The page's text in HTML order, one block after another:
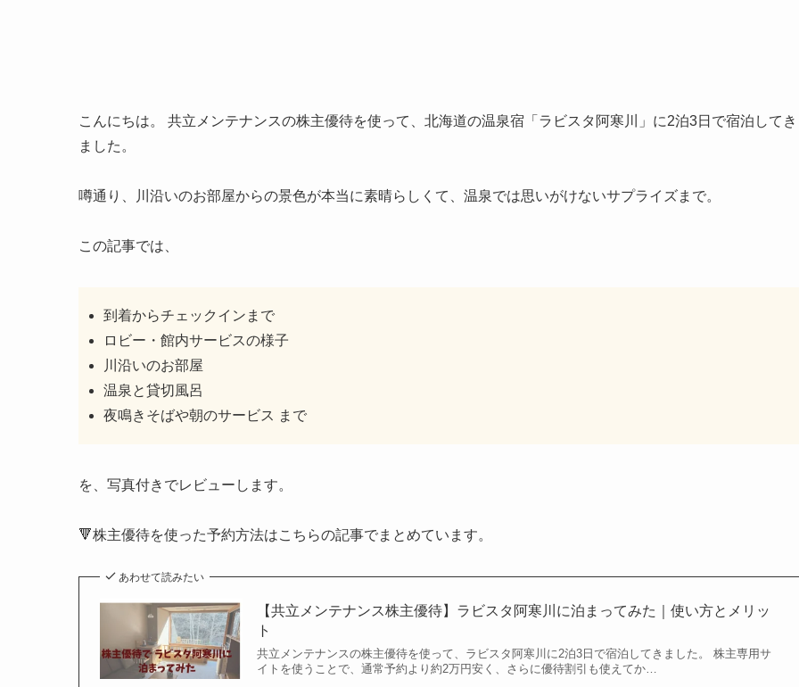
こんにちは。 共立メンテナンスの株主優待を使って、北海道の温泉宿「ラビスタ阿寒川」に2泊3日で宿泊してき
ました。
噂通り、川沿いのお部屋からの景色が本当に素晴らしくて、温泉では思いがけないサプライズまで。
この記事では、
到着からチェックインまで
ロビー・館内サービスの様子
川沿いのお部屋
温泉と貸切風呂
夜鳴きそばや朝のサービス まで
を、写真付きでレビューします。
🔻株主優待を使った予約方法はこちらの記事でまとめています。
あわせて読みたい
【共立メンテナンス株主優待】ラビスタ阿寒川に泊まってみた｜使い方とメリッ
ト
共立メンテナンスの株主優待を使って、ラビスタ阿寒川に2泊3日で宿泊してきました。 株主専用サ
イトを使うことで、通常予約より約2万円安く、さらに優待割引も使えてか…